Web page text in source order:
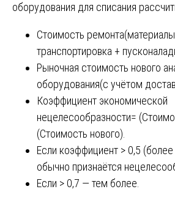
оборудования для списания
Стоимость
транспортировка +
Рыночная стоимость нового
оборудования(с учётом
Коэффициент экономической
нецелесообразности=
(Стоимость нового).
Если коэффициент > 0,5
обычно признаётся
Если > 0,7 — тем более.